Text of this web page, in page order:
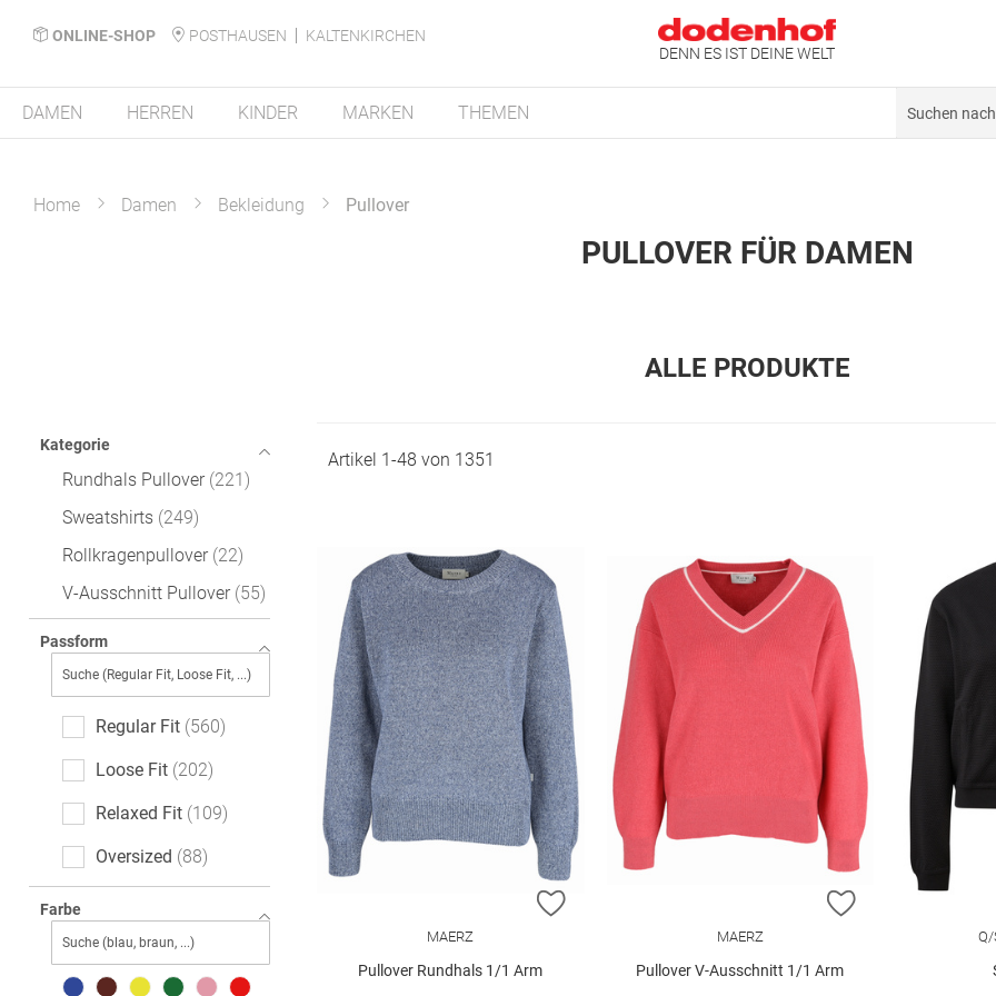
ONLINE-SHOP POSTHAUSEN
KALTENKIRCHEN
DENN ES IST DEINE WELT
DAMEN HERREN KINDER MARKEN THEMEN
Home Damen Bekleidung Pullover
PULLOVER FÜR DAMEN
ALLE PRODUKTE
Kategorie
Rundhals Pullover 221
Sweatshirts 249
Rollkragenpullover 22
V-Ausschnitt Pullover 55
Passform
Regular Fit 560
Loose Fit 202
Relaxed Fit 109
Oversized 88
Feminine Fit
Casual Fit 36
Farbe
Artikel 1-48 von 1351
ZUR WUNSCHLISTE HINZUFÜGEN
MAERZ
Pullover Rundhals 1/1 Arm
ZUR
MAERZ
Pullover V-Ausschnitt 1/1 Arm
Q/